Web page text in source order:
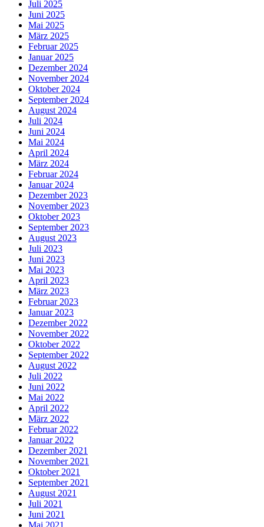
Juli 2025
Juni 2025
Mai 2025
März 2025
Februar 2025
Januar 2025
Dezember 2024
November 2024
Oktober 2024
September 2024
August 2024
Juli 2024
Juni 2024
Mai 2024
April 2024
März 2024
Februar 2024
Januar 2024
Dezember 2023
November 2023
Oktober 2023
September 2023
August 2023
Juli 2023
Juni 2023
Mai 2023
April 2023
März 2023
Februar 2023
Januar 2023
Dezember 2022
November 2022
Oktober 2022
September 2022
August 2022
Juli 2022
Juni 2022
Mai 2022
April 2022
März 2022
Februar 2022
Januar 2022
Dezember 2021
November 2021
Oktober 2021
September 2021
August 2021
Juli 2021
Juni 2021